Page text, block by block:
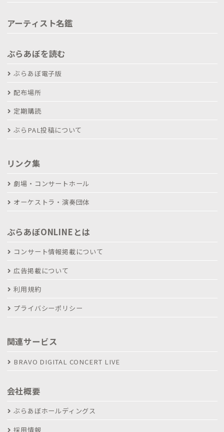
アーティスト名鑑
ぶらあぼを読む
ぶらあぼ電子版
配布場所
定期購読
ぶらPAL投稿について
リンク集
劇場・コンサートホール
オーケストラ・演奏団体
ぶらあぼONLINEとは
コンサート情報掲載について
広告掲載について
利用規約
プライバシーポリシー
関連サービス
BRAVO DIGITAL CONCERT LIVE
会社概要
ぶらあぼホールディングス
採用情報